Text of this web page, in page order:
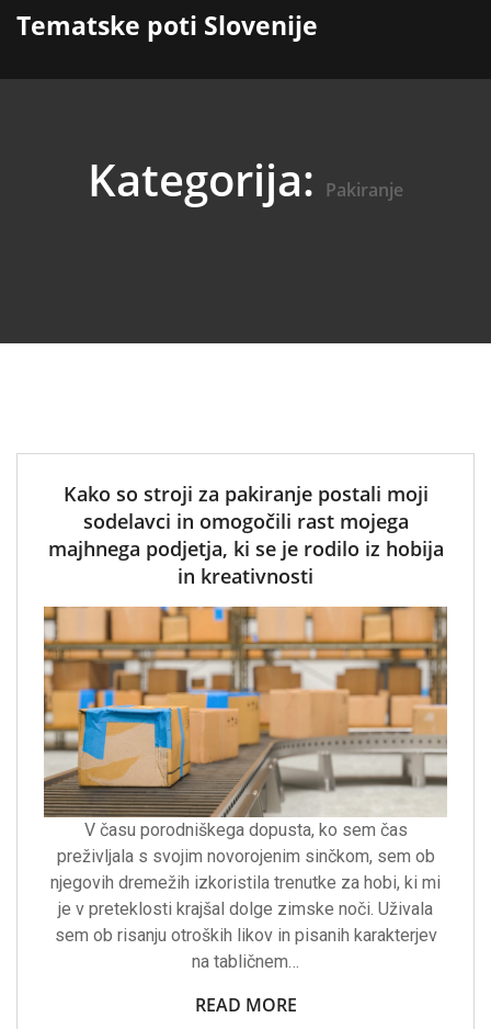
Tematske poti Slovenije
Kategorija: Pakiranje
Kako so stroji za pakiranje postali moji
sodelavci in omogočili rast mojega
majhnega podjetja, ki se je rodilo iz hobija
in kreativnosti
V času porodniškega dopusta, ko sem čas
preživljala s svojim novorojenim sinčkom, sem ob
njegovih dremežih izkoristila trenutke za hobi, ki mi
je v preteklosti krajšal dolge zimske noči. Uživala
sem ob risanju otroških likov in pisanih karakterjev
na tabličnem…
READ MORE